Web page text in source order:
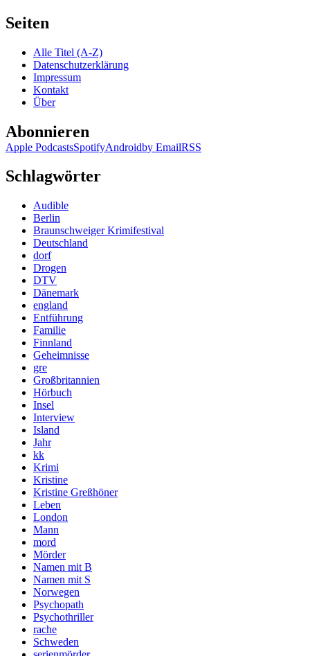
Seiten
Alle Titel (A-Z)
Datenschutzerklärung
Impressum
Kontakt
Über
Abonnieren
Apple PodcastsSpotifyAndroidby EmailRSS
Schlagwörter
Audible
Berlin
Braunschweiger Krimifestival
Deutschland
dorf
Drogen
DTV
Dänemark
england
Entführung
Familie
Finnland
Geheimnisse
gre
Großbritannien
Hörbuch
Insel
Interview
Island
Jahr
kk
Krimi
Kristine
Kristine Greßhöner
Leben
London
Mann
mord
Mörder
Namen mit B
Namen mit S
Norwegen
Psychopath
Psychothriller
rache
Schweden